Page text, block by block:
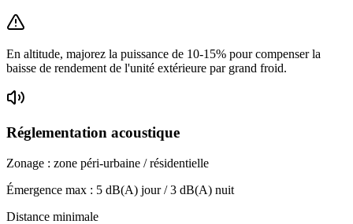
En altitude, majorez la puissance de 10-15% pour compenser la
baisse de rendement de l'unité extérieure par grand froid.
Réglementation acoustique
Zonage : zone péri-urbaine / résidentielle
Émergence max : 5 dB(A) jour /3 dB(A) nuit
Distance minimale